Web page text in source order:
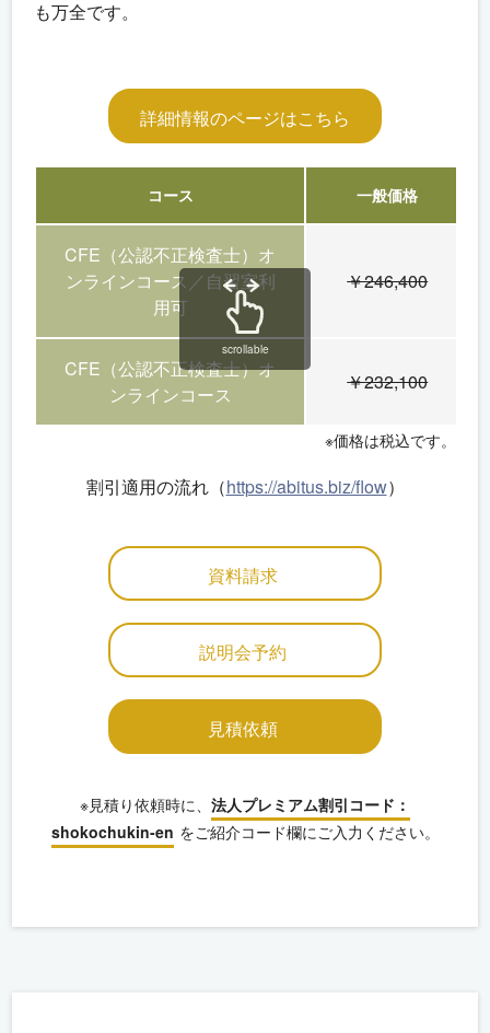
も万全です。
詳細情報のページはこちら
コース 一般価格
CFE（公認不正検査士）オ
ンラインコース／自習室利
用可
￥246,400
CFE（公認不正検査士）オ
ンラインコース
￥232,100
scrollable
※価格は税込です。
割引適用の流れ（https://abitus.biz/flow）
資料請求
説明会予約
見積依頼
※見積り依頼時に、 法人プレミアム割引コード：
shokochukin-en をご紹介コード欄にご入力ください。